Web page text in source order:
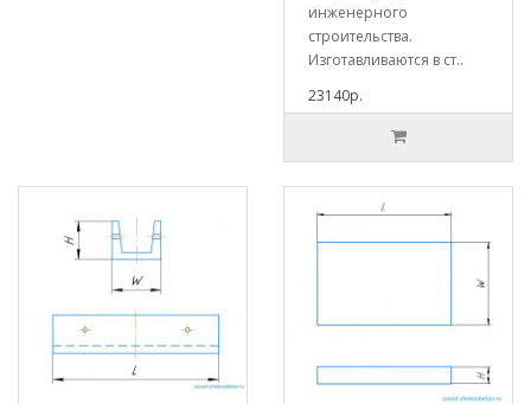
инженерного
строительства.
Изготавливаются в ст..
23140р.